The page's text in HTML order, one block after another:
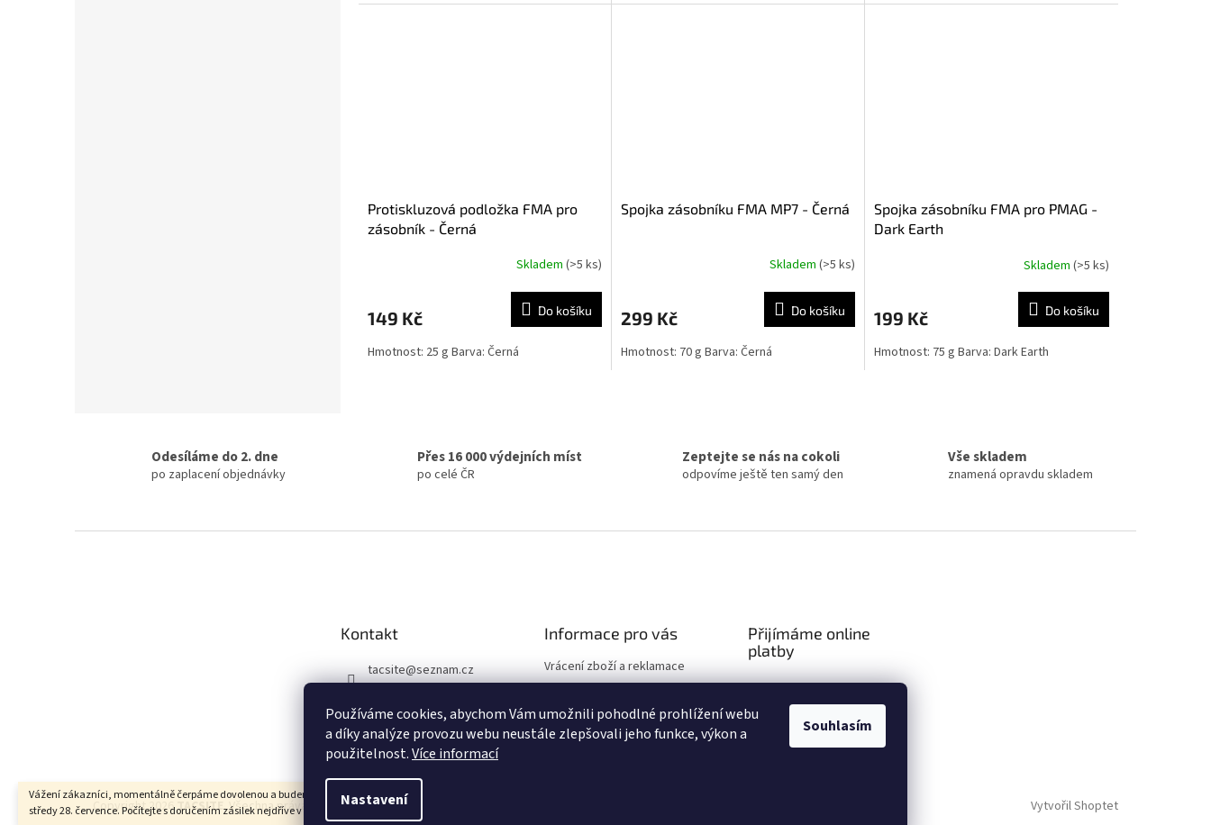
Používáme cookies, abychom Vám umožnili pohodlné prohlížení webu
a díky analýze provozu webu neustále zlepšovali jeho funkce, výkon a
použitelnost.Více informací
Nastavení
Souhlasím
Vážení zákazníci, momentálně čerpáme dovolenou a budeme opět expedovat od
středy 28. července. Počítejte s doručením zásilek nejdříve v pondělí 3. srpna.
Protiskluzová podložka FMA pro
zásobník - Černá
Skladem (>5 ks)
149 Kč Do košíku
Hmotnost: 25 g Barva: Černá
Spojka zásobníku FMA MP7 - Černá
Skladem (>5 ks)
299 Kč Do košíku
Hmotnost: 70 g Barva: Černá
Spojka zásobníku FMA pro PMAG -
Dark Earth
Skladem (>5 ks)
199 Kč Do košíku
Hmotnost: 75 g Barva: Dark Earth
d
a
p
s
Odesíláme do 2. dne
po zaplacení objednávky
Přes 16 000 výdejních míst
po celé ČR
Zeptejte se nás na cokoli
odpovíme ještě ten samý den
Vše skladem
znamená opravdu skladem
Kontakt
tacsite@seznam.cz
Informace pro vás
Vrácení zboží a reklamace
Ochrana osobních údajů
Volná místa
Přijímáme online
platby
Vytvořil Shoptet
Copyright 2026TACSITE . Všechna práva vyhrazena.